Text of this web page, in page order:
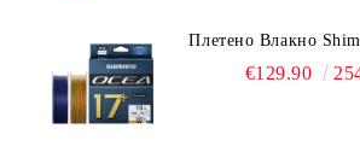
Плетено Влакно
€129.90